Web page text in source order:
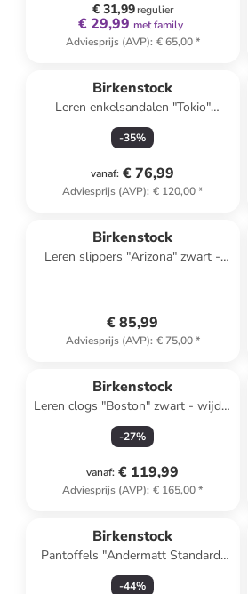
€ 31,99regulier
€ 29,99 met family
Adviesprijs (AVP): € 65,00*
Birkenstock
Leren enkelsandalen "Tokio"
donkerblauw - wijdte S
-35%
vanaf: € 76,99
Adviesprijs (AVP): € 120,00*
Birkenstock
Leren slippers "Arizona" zwart -
€ 85,99
Adviesprijs (AVP): € 75,00*
Birkenstock
Leren clogs "Boston" zwart - wijdte
S
-27%
vanaf: € 119,99
Adviesprijs (AVP): € 165,00*
Birkenstock
Pantoffels "Andermatt Standard"
grijs
-44%